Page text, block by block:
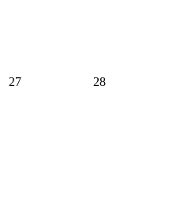
27 28